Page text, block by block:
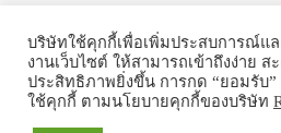
©2026 Skyhigh88travel.
บริษัทใช้คุกกี้เพื่อเพิ่มประสบการณ์แ
งานเว็บไซต์ ให้สามารถเข้าถึงง่าย
ประสิทธิภาพยิ่งขึ้น การกด “ยอมรับ
ใช้คุกกี้ ตามนโยบายคุกกี้ของบริษัท